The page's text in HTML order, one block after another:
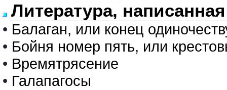
Литература,
• Балаган, или конец
• Бойня номер пять, или
• Времятрясение
• Галапагосы